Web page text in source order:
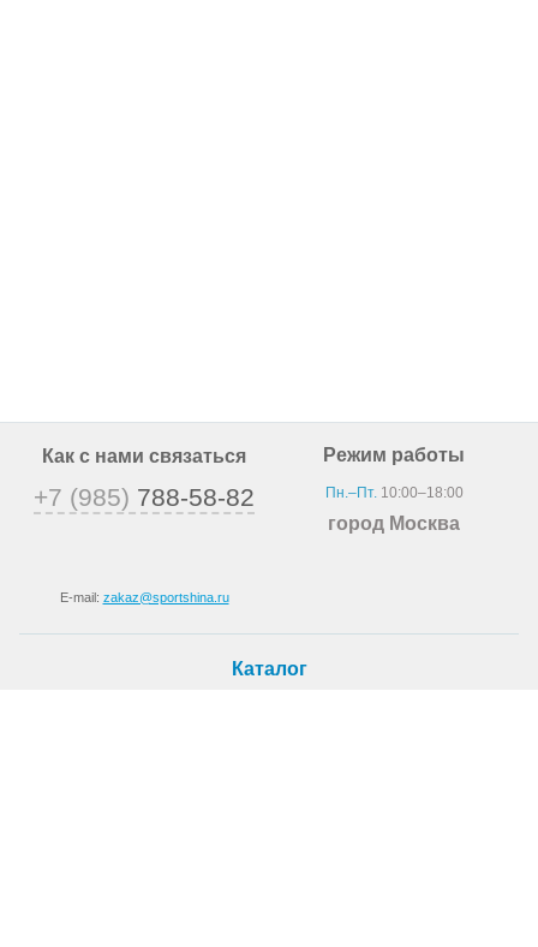
Как с нами связаться
+7 (985) 788-58-82
E-mail: zakaz@sportshina.ru
Режим работы
Пн.–Пт.10:00–18:00
город Москва
Каталог